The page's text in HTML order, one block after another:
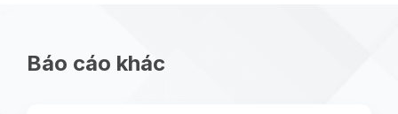
Báo cáo khác